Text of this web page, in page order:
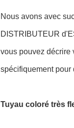
Nous avons avec
DISTRIBUTEUR
vous pouvez décrire
spécifiquement pour
Tuyau coloré très